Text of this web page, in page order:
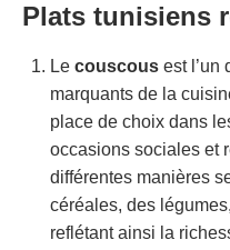
Plats tunisiens
Le couscous est l’un
marquants de la
place de choix dans
occasions sociales et
différentes manières
céréales, des
reflétant ainsi la